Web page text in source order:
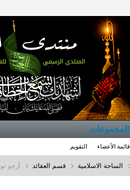
المجموعات
قائمة الأعضاء التقويم
الساحة الاسلامية قسم العقائد أرجو